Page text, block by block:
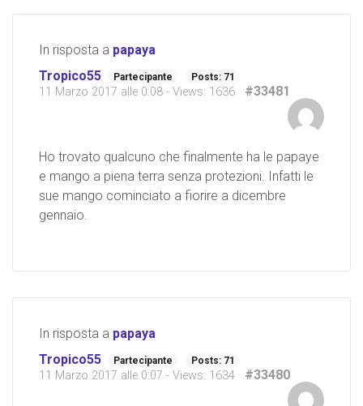
In risposta a papaya
Tropico55
Partecipante Posts: 71
11 Marzo 2017 alle 0:08 - Views: 1636 #33481
Ho trovato qualcuno che finalmente ha le papaye
e mango a piena terra senza protezioni. Infatti le
sue mango cominciato a fiorire a dicembre
gennaio.
In risposta a papaya
Tropico55
Partecipante Posts: 71
11 Marzo 2017 alle 0:07 - Views: 1634 #33480